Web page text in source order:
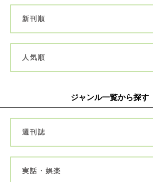
新刊順
人気順
ジャンル一覧から探す
週刊誌
実話・娯楽